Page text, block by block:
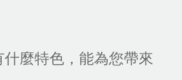
什麼特色，能為您帶來